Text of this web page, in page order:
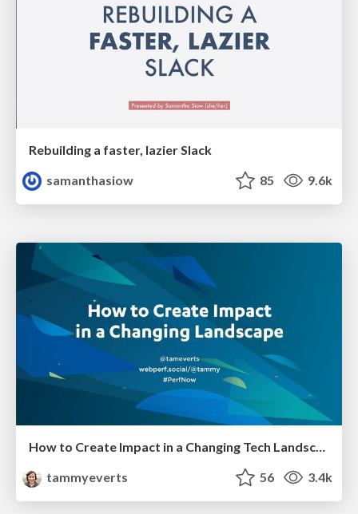
Rebuilding a faster, lazier Slack
samanthasiow
85 9.6k
How to Create Impact in a Changing Tech Landscape [PerfNow 2023]
tammyeverts
56 3.4k